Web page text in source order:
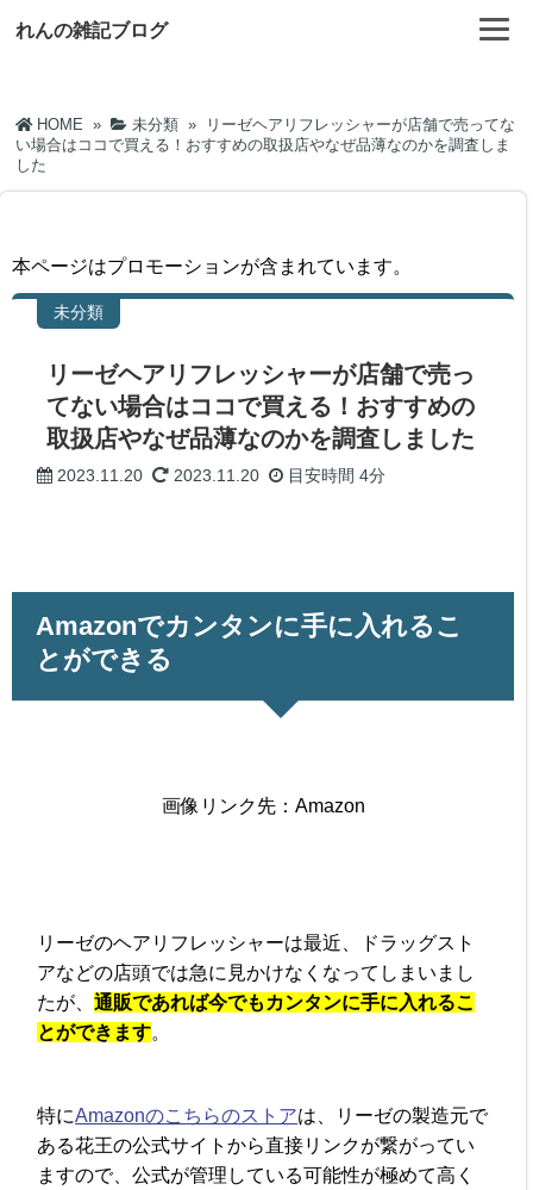
れんの雑記ブログ
HOME » 未分類 »
リーゼヘアリフレッシャーが店舗で売ってな
い場合はココで買える！おすすめの取扱店やなぜ品薄なのかを調査しま
した
本ページはプロモーションが含まれています。
未分類
リーゼヘアリフレッシャーが店舗で売っ
てない場合はココで買える！おすすめの
取扱店やなぜ品薄なのかを調査しました
2023.11.20 2023.11.20 目安時間4分
Amazonでカンタンに手に入れるこ
とができる
画像リンク先：Amazon
リーゼのヘアリフレッシャーは最近、ドラッグスト
アなどの店頭では急に見かけなくなってしまいまし
たが、通販であれば今でもカンタンに手に入れるこ
とができます。
特にAmazonのこちらのストアは、リーゼの製造元で
ある花王の公式サイトから直接リンクが繋がってい
ますので、公式が管理している可能性が極めて高く